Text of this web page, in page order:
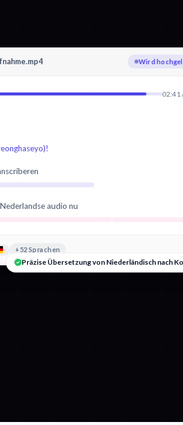
Wird
02:41
audio nu
+52 Sprachen
Präzise Übersetzung von Niederländisch nach